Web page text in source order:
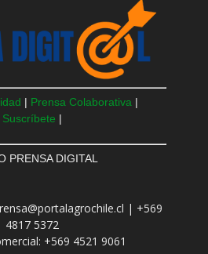
| Prensa Colaborativa |
Suscríbete |
PRENSA DIGITAL
| +569
4817 5372
+569 4521 9061